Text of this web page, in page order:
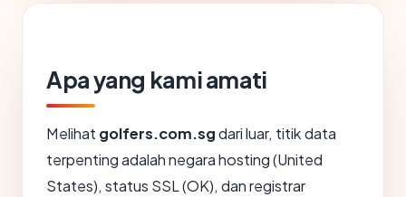
Apa yang kami amati
Melihat golfers.com.sgdari luar, titik data
terpenting adalah negara hosting (United
States), status SSL (OK), dan registrar